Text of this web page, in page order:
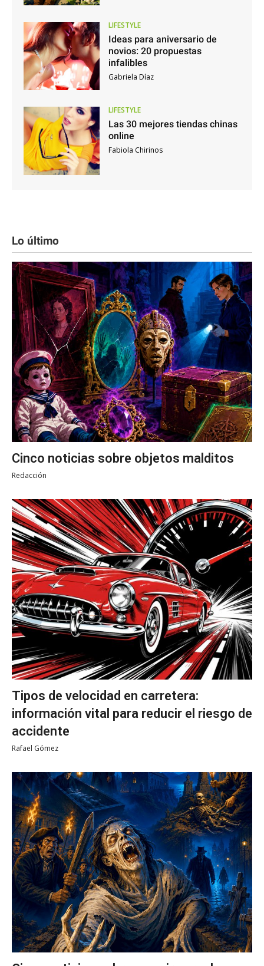
LIFESTYLE
Ideas para aniversario de
novios: 20 propuestas
infalibles
Gabriela Díaz
LIFESTYLE
Las 30 mejores tiendas chinas
online
Fabiola Chirinos
Lo último
Cinco noticias sobre objetos malditos
Redacción
Tipos de velocidad en carretera:
información vital para reducir el riesgo de
accidente
Rafael Gómez